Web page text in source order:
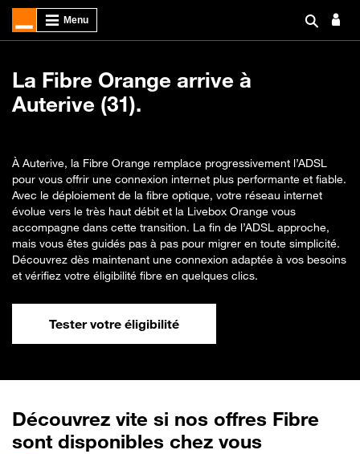
La Fibre Orange arrive à
Auterive (31).
À Auterive, la Fibre Orange remplace progressivement l’ADSL
pour vous offrir une connexion internet plus performante et fiable.
Avec le déploiement de la fibre optique, votre réseau internet
évolue vers le très haut débit et la Livebox Orange vous
accompagne dans cette transition. La fin de l’ADSL approche,
mais vous êtes guidés pas à pas pour migrer en toute simplicité.
Découvrez dès maintenant une connexion adaptée à vos besoins
et vérifiez votre éligibilité fibre en quelques clics.
Tester votre éligibilité
Découvrez vite si nos offres Fibre
sont disponibles chez vous